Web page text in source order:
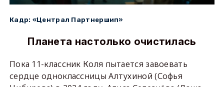
Кадр: «Централ Партнершип»
Планета настолько очистилась
Пока 11-классник Коля пытается завоевать
сердце одноклассницы Алтухиной (Софья